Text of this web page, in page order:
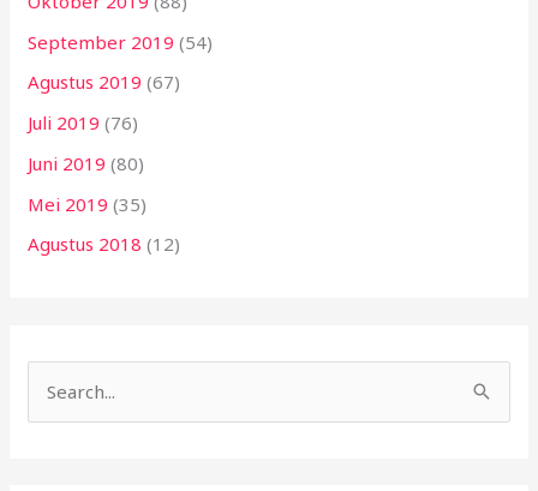
September 2019 (54)
Agustus 2019 (67)
Juli 2019 (76)
Juni 2019 (80)
Mei 2019 (35)
Agustus 2018 (12)